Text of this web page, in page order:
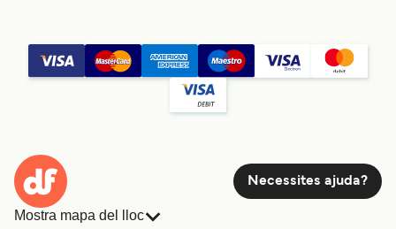
Necessites ajuda?
Mostra mapa del lloc